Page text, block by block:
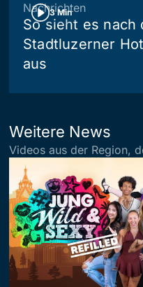
3 Min
Nachrichten
So sieht es nach
Stadtluzerner
aus
Weitere News
Videos aus der Region,